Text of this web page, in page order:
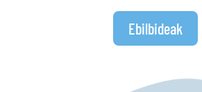
Ebilbideak